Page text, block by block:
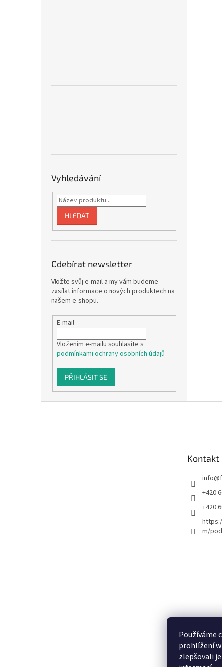
Používáme
prohlížení
zlepšovali
Vyhledávání
HLEDAT
Odebírat newsletter
Vložte svůj e-mail a my vám budeme
zasílat informace o nových produktech na
našem e-shopu.
E-mail
Vložením e-mailu souhlasíte s
podmínkami ochrany osobních údajů
PŘIHLÁSIT SE
Kontakt
info@
+420
+420
m/